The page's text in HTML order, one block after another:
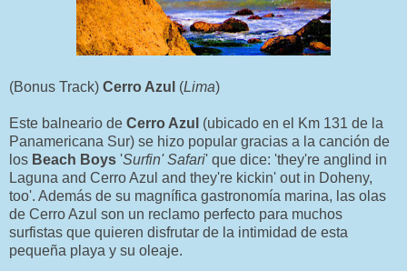
(Bonus Track) Cerro Azul (Lima)
Este balneario de Cerro Azul (ubicado en el Km 131 de la
Panamericana Sur) se hizo popular gracias a la canción de
los Beach Boys 'Surfin' Safari' que dice: 'they're anglind in
Laguna and Cerro Azul and they're kickin' out in Doheny,
too'. Además de su magnífica gastronomía marina, las olas
de Cerro Azul son un reclamo perfecto para muchos
surfistas que quieren disfrutar de la intimidad de esta
pequeña playa y su oleaje.